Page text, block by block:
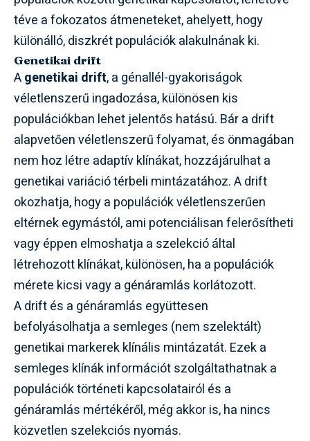
téve a fokozatos átmeneteket, ahelyett, hogy
különálló, diszkrét populációk alakulnának ki.
Genetikai drift
Agenetikai drift, a génallél-gyakoriságok
véletlenszerű ingadozása, különösen kis
populációkban lehet jelentős hatású. Bár a drift
alapvetően véletlenszerű folyamat, és önmagában
nem hoz létre adaptív klínákat, hozzájárulhat a
genetikai variáció térbeli mintázatához. A drift
okozhatja, hogy a populációk véletlenszerűen
eltérnek egymástól, ami potenciálisan felerősítheti
vagy éppen elmoshatja a szelekció által
létrehozott klínákat, különösen, ha a populációk
mérete kicsi vagy a génáramlás korlátozott.
A drift és a génáramlás együttesen
befolyásolhatja a semleges (nem szelektált)
genetikai markerek klínális mintázatát. Ezek a
semleges klínák információt szolgáltathatnak a
populációk történeti kapcsolatairól és a
génáramlás mértékéről, még akkor is, ha nincs
közvetlen szelekciós nyomás.